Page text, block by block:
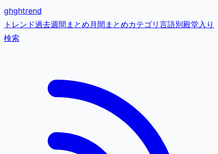
ghghtrend
トレンド過去週間まとめ月間まとめカテゴリ 言語別殿堂入り
検索